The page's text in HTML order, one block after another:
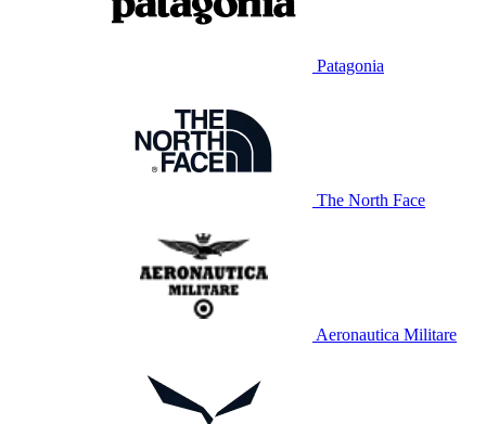
Patagonia
The North Face
Aeronautica Militare